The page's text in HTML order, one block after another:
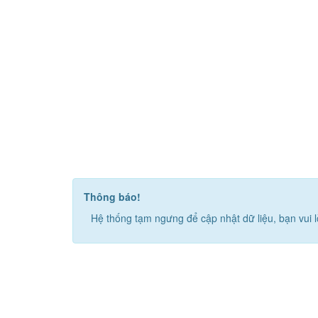
Thông báo!
Hệ thống tạm ngưng để cập nhật dữ liệu, bạn vui